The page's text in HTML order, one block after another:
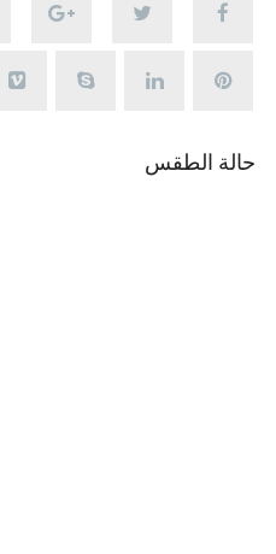
حالة الطقس